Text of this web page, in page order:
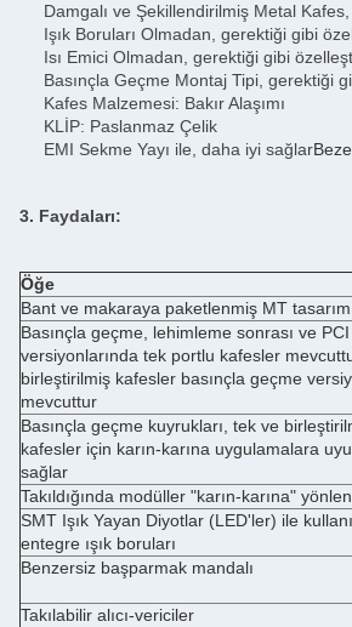
Damgalı ve Şekillendirilmiş Metal Kafes,
Işık Boruları Olmadan, gerektiği gibi
Isı Emici Olmadan, gerektiği gibi
Basınçla Geçme Montaj Tipi, gerektiği
Kafes Malzemesi: Bakır Alaşımı
KLİP: Paslanmaz Çelik
EMI Sekme Yayı ile, daha iyi sağlar
3. Faydaları:
Öğe
Bant ve makaraya paketlenmiş MT
Basınçla geçme, lehimleme sonrası ve PCI
versiyonlarında tek portlu kafesler
birleştirilmiş kafesler basınçla geçme
mevcuttur
Basınçla geçme kuyrukları, tek ve
kafesler için karın-karına uygulamalara
sağlar
Takıldığında modüller "karın-karına"
SMT Işık Yayan Diyotlar (LED'ler) ile
entegre ışık boruları
Benzersiz başparmak mandalı
Takılabilir alıcı-vericiler